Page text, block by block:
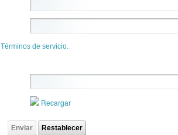
Términos de servicio.
Recargar